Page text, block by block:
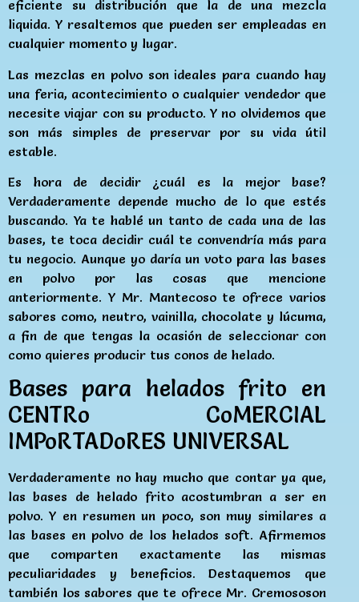
eficiente su distribución que la de una mezcla
liquida. Y resaltemos que pueden ser empleadas en
cualquier momento y lugar.
Las mezclas en polvo son ideales para cuando hay
una feria, acontecimiento o cualquier vendedor que
necesite viajar con su producto. Y no olvidemos que
son más simples de preservar por su vida útil
estable.
Es hora de decidir ¿cuál es la mejor base?
Verdaderamente depende mucho de lo que estés
buscando. Ya te hablé un tanto de cada una de las
bases, te toca decidir cuál te convendría más para
tu negocio. Aunque yo daría un voto para las bases
en polvo por las cosas que mencione
anteriormente. Y Mr. Mantecoso te ofrece varios
sabores como, neutro, vainilla, chocolate y lúcuma,
a fin de que tengas la ocasión de seleccionar con
como quieres producir tus conos de helado.
Bases para helados frito en
CENTRo CoMERCIAL
IMPoRTADoRES UNIVERSAL
Verdaderamente no hay mucho que contar ya que,
las bases de helado frito acostumbran a ser en
polvo. Y en resumen un poco, son muy similares a
las bases en polvo de los helados soft. Afirmemos
que comparten exactamente las mismas
peculiaridades y beneficios. Destaquemos que
también los sabores que te ofrece Mr. Cremososon